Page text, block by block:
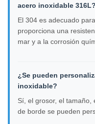
acero inoxidable 316L?
El 304 es adecuado
proporciona una
mar y a la corrosión
¿Se pueden
inoxidable?
Sí, el grosor, el tamaño,
de borde se pueden